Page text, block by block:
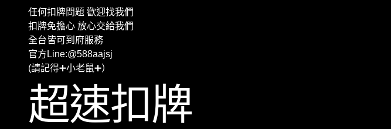
任何扣牌問題 歡迎找我們
扣牌免擔心 放心交給我們
全台皆可到府服務
官方Line:@588aajsj
(請記得➕小老鼠➕）
超速扣牌